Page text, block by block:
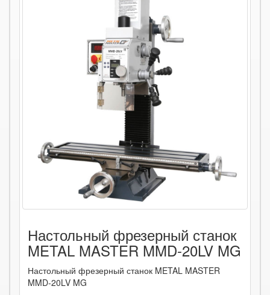
Настольный фрезерный станок
METAL MASTER MMD-20LV MG
Настольный фрезерный станок METAL MASTER
MMD-20LV MG